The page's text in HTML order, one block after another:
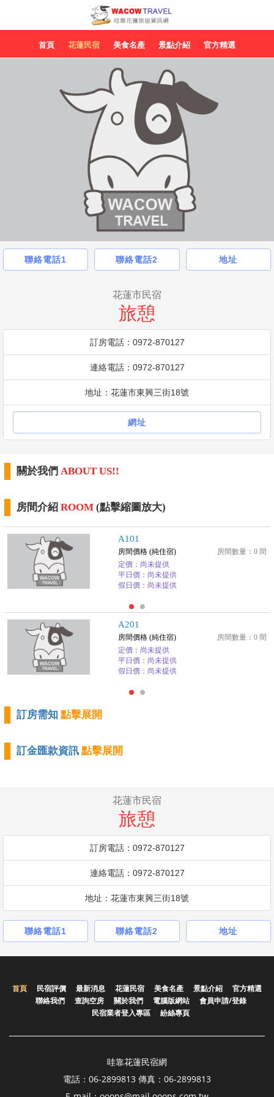
首頁 花蓮民宿 美食名產 景點介紹 官方精選
聯絡電話1 聯絡電話2 地址
花蓮市民宿
旅憩
訂房電話：0972-870127
連絡電話：0972-870127
地址：花蓮市東興三街18號
網址
關於我們 ABOUT US!!
房間介紹 ROOM (點擊縮圖放大)
A101
房間數量：0 間
房間價格 (純住宿)
定價：尚未提供
平日價：尚未提供
假日價：尚未提供
A201
房間數量：0 間
房間價格 (純住宿)
定價：尚未提供
平日價：尚未提供
假日價：尚未提供
訂房需知 點擊展開
訂金匯款資訊 點擊展開
花蓮市民宿
旅憩
訂房電話：0972-870127
連絡電話：0972-870127
地址：花蓮市東興三街18號
聯絡電話1 聯絡電話2 地址
首頁 民宿評價 最新消息 花蓮民宿 美食名產 景點介紹
官方精選
聯絡我們
查詢空房 關於我們 電腦版網站
會員申請/登錄
民宿業者登入專區
紛絲專頁
哇靠花蓮民宿網
電話：06-2899813 傳真：06-2899813